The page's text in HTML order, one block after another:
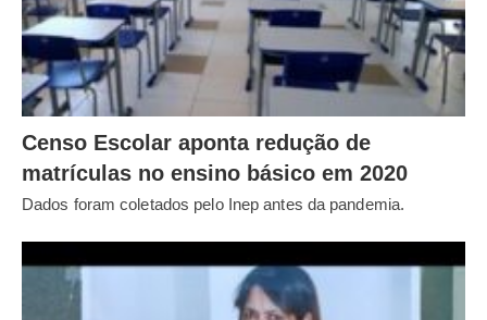
Censo Escolar aponta redução de
matrículas no ensino básico em 2020
Dados foram coletados pelo Inep antes da pandemia.